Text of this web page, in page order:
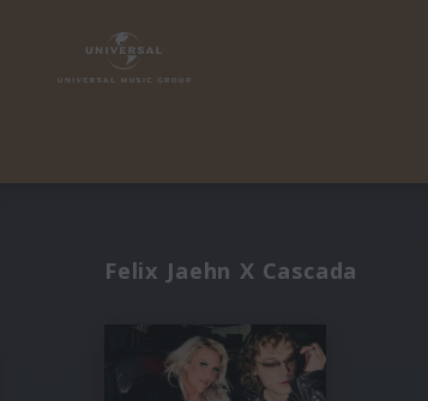
Felix Jaehn X Cascada